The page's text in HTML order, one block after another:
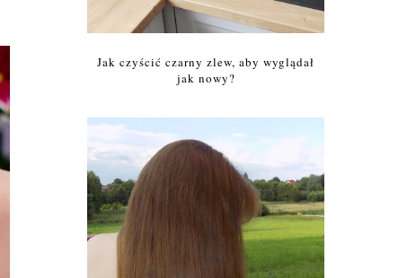
Jak czyścić czarny zlew, aby wyglądał
jak nowy?